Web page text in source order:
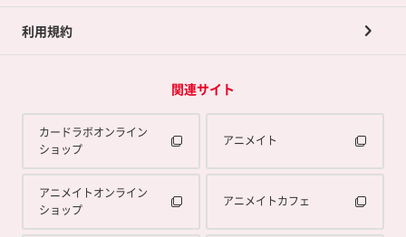
利用規約
関連サイト
カードラボオンライン
ショップ
アニメイト
アニメイトオンライン
ショップ
アニメイトカフェ